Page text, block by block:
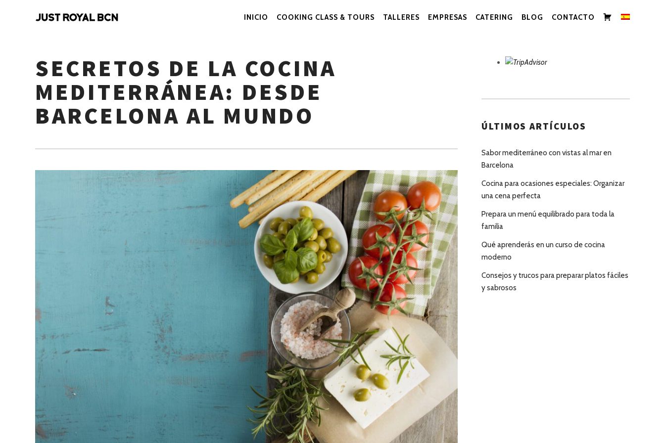
Navegación
INICIO COOKING CLASS & TOURS TALLERES EMPRESAS CATERING BLOG CONTACTO CARRITO
SECRETOS DE LA COCINA
MEDITERRÁNEA: DESDE
BARCELONA AL MUNDO
ÚLTIMOS ARTÍCULOS
Sabor mediterráneo con vistas al mar en
Barcelona
Cocina para ocasiones especiales: Organizar
una cena perfecta
Prepara un menú equilibrado para toda la
familia
Qué aprenderás en un curso de cocina
moderno
Consejos y trucos para preparar platos fáciles
y sabrosos